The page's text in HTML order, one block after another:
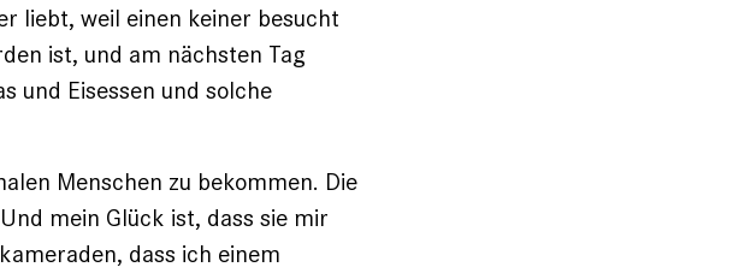
liebt, weil einen keiner besucht
ist, und am nächsten Tag
und Eisessen und solche
Menschen zu bekommen. Die
mein Glück ist, dass sie mir
dass ich einem